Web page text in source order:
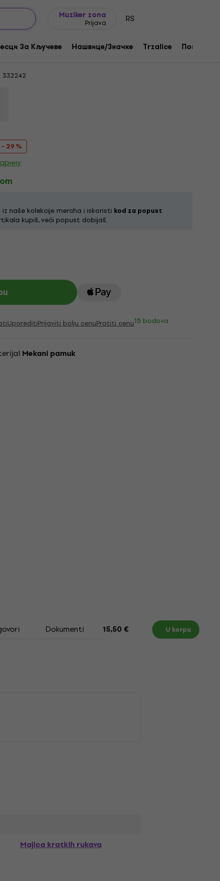
Muziker zona
Prijava RS
За Кључеве Нашвице/Значке Trzalice Поклони
& Blohsh Pink XL Košulja
332242
- 29 %
naše kolekcije mercha i iskoristi kod za popust
kupiš, veći popust dobijaš.
UporeditiPrijaviti bolju cenuPratiti cenu15 bodova
Mekani pamuk
Dokumenti Size Chart
15,50 € U korpu
Majica kratkih rukava